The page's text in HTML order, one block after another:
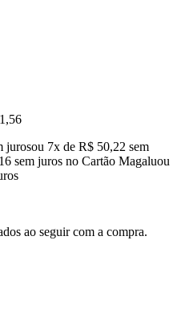
,56
jurosou 7x de R$ 50,22 sem
sem juros no Cartão Magaluou
ao seguir com a compra.